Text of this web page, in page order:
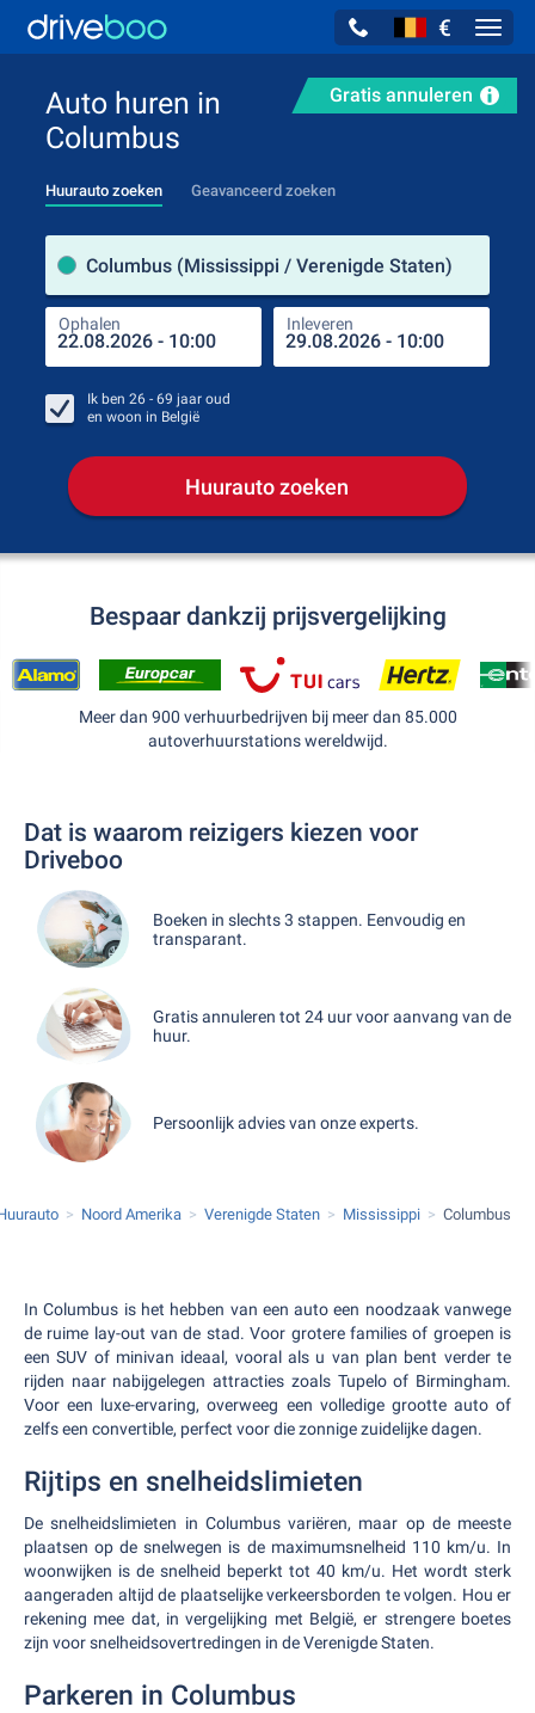
€
Gratis annuleren
Auto huren in
Columbus
Huurauto zoeken Geavanceerd zoeken
Columbus (Mississippi / Verenigde Staten)
Ophalen Inleveren
Ik ben 26 - 69 jaar oud
en woon in België
Huurauto zoeken
Bespaar dankzij prijsvergelijking
Meer dan 900 verhuurbedrijven bij meer dan 85.000
autoverhuurstations wereldwijd.
Dat is waarom reizigers kiezen voor
Driveboo
Boeken in slechts 3 stappen. Eenvoudig en
transparant.
Gratis annuleren tot 24 uur voor aanvang van de
huur.
Persoonlijk advies van onze experts.
Noord Amerika Verenigde Staten Mississippi Columbus
In Columbus is het hebben van een auto een noodzaak vanwege
de ruime lay-out van de stad. Voor grotere families of groepen is
een SUV of minivan ideaal, vooral als u van plan bent verder te
rijden naar nabijgelegen attracties zoals Tupelo of Birmingham.
Voor een luxe-ervaring, overweeg een volledige grootte auto of
zelfs een convertible, perfect voor die zonnige zuidelijke dagen.
Rijtips en snelheidslimieten
De snelheidslimieten in Columbus variëren, maar op de meeste
plaatsen op de snelwegen is de maximumsnelheid 110 km/u. In
woonwijken is de snelheid beperkt tot 40 km/u. Het wordt sterk
aangeraden altijd de plaatselijke verkeersborden te volgen. Hou er
rekening mee dat, in vergelijking met België, er strengere boetes
zijn voor snelheidsovertredingen in de Verenigde Staten.
Parkeren in Columbus